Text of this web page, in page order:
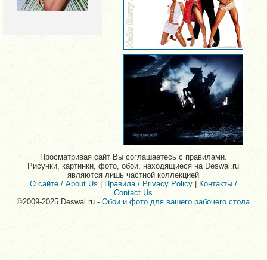
Просматривая сайт Вы соглашаетесь с правилами.
Рисунки, картинки, фото, обои, находящиеся на Deswal.ru
являются лишь частной коллекцией
О сайте / About Us| Правила / Privacy Policy| Контакты /
Contact Us
©2009-2025 Deswal.ru -Обои и фото для вашего рабочего стола